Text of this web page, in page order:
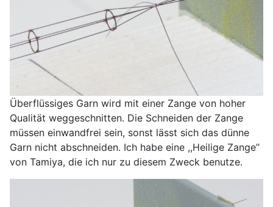
Überflüssiges Garn wird mit einer Zange von hoher
Qualität weggeschnitten. Die Schneiden der Zange
müssen einwandfrei sein, sonst lässt sich das dünne
Garn nicht abschneiden. Ich habe eine ,,Heilige Zange’’
von Tamiya, die ich nur zu diesem Zweck benutze.